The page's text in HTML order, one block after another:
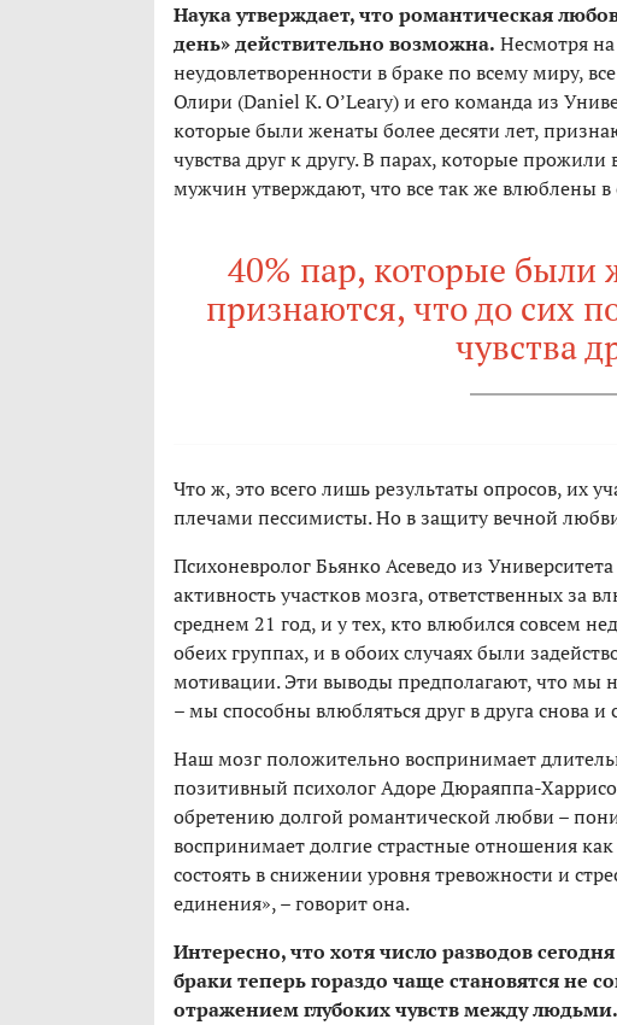
Наука утверждает, что романтическая
день» действительно возможна. Несмотря
неудовлетворенности в браке по всему миру,
Олири (Daniel K. O’Leary) и его команда из
которые были женаты более десяти лет,
чувства друг к другу. В парах, которые
мужчин утверждают, что все так же влюблены в
40% пар, которые были
признаются, что до сих
чувства
Что ж, это всего лишь результаты опросов, их
плечами пессимисты. Но в защиту вечной
Психоневролог Бьянко Асеведо из
активность участков мозга, ответственных за
среднем 21 год, и у тех, кто влюбился совсем
обеих группах, и в обоих случаях были
мотивации. Эти выводы предполагают, что мы
– мы способны влюбляться друг в друга снова и
Наш мозг положительно воспринимает
позитивный психолог Адоре Дюраяппа-
обретению долгой романтической любви –
воспринимает долгие страстные отношения
состоять в снижении уровня тревожности и
единения», – говорит она.
Интересно, что хотя число разводов
браки теперь гораздо чаще становятся
отражением глубоких чувств между людьми.